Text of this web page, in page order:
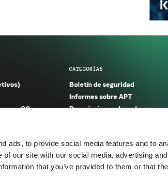
ads, to provide social media features and to
our site with our social media, advertising
that you’ve provided to them or that
macOS
CATEGORÍAS
Boletín de seguridad
Informes sobre APT
Descripciones de malware
Informes sobre spam y
Publicaciones
Incidentes